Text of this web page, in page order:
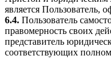
является Пользователь,
6.4. Пользователь
правомерность своих
представитель
соответствующих